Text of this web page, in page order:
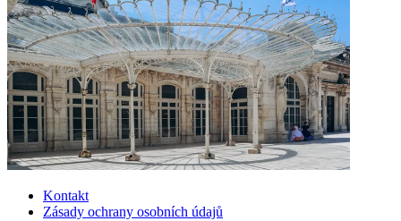
Kontakt
Zásady ochrany osobních údajů